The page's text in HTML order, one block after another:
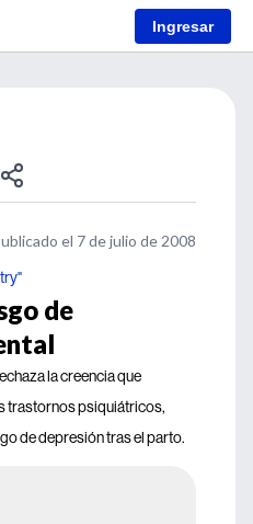
Ingresar
el 7 de julio de 2008
de
la creencia que
trastornos psiquiátricos,
de depresión tras el parto.